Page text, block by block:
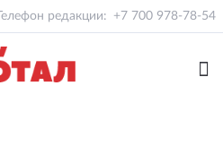
Телефон редакции: +7 700 978-78-54